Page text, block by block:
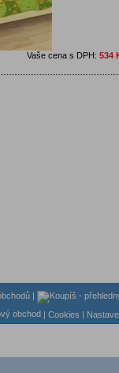
Vaše cena s DPH: 534
| Cookies |